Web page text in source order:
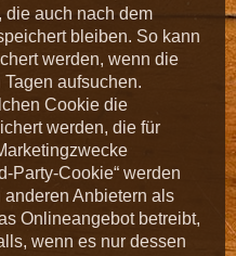
auch nach dem
bleiben. So kann
werden, wenn die
aufsuchen.
Cookie die
werden, die für
Party-Cookie“ werden
Anbietern als
Onlineangebot betreibt,
wenn es nur dessen